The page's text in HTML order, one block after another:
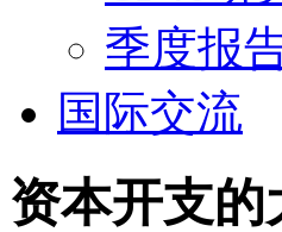
季度报
国际交流
资本开支的